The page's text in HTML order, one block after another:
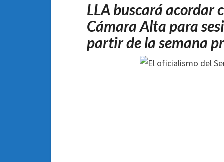
LLA buscará acordar
Cámara Alta para
partir de la semana